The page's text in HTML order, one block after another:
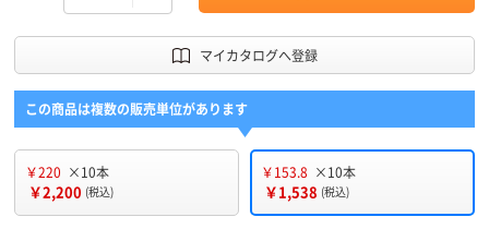
マイカタログへ登録
この商品は複数の販売単位があります
￥220 ×10本
￥2,200 (税込)
￥153.8 ×10本
￥1,538 (税込)